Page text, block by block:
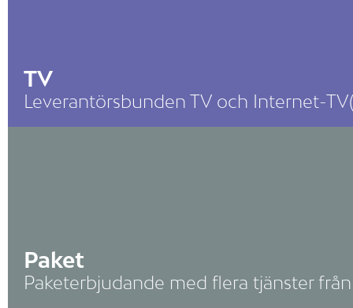
TV
Leverantörsbunden TV och Internet-
Paket
Paketerbjudande med flera tjänster